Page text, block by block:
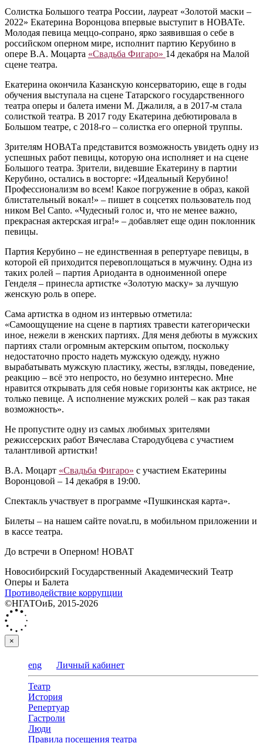
Солистка Большого театра России, лауреат «Золотой маски –
2022» Екатерина Воронцова впервые выступит в НОВАТе.
Молодая певица меццо-сопрано, ярко заявившая о себе в
российском оперном мире, исполнит партию Керубино в
опере В.А. Моцарта «Свадьба Фигаро» 14 декабря на Малой
сцене театра.
Екатерина окончила Казанскую консерваторию, еще в годы
обучения выступала на сцене Татарского государственного
театра оперы и балета имени М. Джалиля, а в 2017-м стала
солисткой театра. В 2017 году Екатерина дебютировала в
Большом театре, с 2018-го – солистка его оперной труппы.
Зрителям НОВАТа представится возможность увидеть одну из
успешных работ певицы, которую она исполняет и на сцене
Большого театра. Зрители, видевшие Екатерину в партии
Керубино, остались в восторге: «Идеальный Керубино!
Профессионализм во всем! Какое погружение в образ, какой
блистательный вокал!» – пишет в соцсетях пользователь под
ником Bel Canto. «Чудесный голос и, что не менее важно,
прекрасная актерская игра!» – добавляет еще один поклонник
певицы.
Партия Керубино – не единственная в репертуаре певицы, в
которой ей приходится перевоплощаться в мужчину. Одна из
таких ролей – партия Ариоданта в одноименной опере
Генделя – принесла артистке «Золотую маску» за лучшую
женскую роль в опере.
Сама артистка в одном из интервью отметила:
«Самоощущение на сцене в партиях травести категорически
иное, нежели в женских партиях. Для меня дебюты в мужских
партиях стали огромным актерским опытом, поскольку
недостаточно просто надеть мужскую одежду, нужно
вырабатывать мужскую пластику, жесты, взгляды, поведение,
реакцию – всё это непросто, но безумно интересно. Мне
нравится открывать для себя новые горизонты как актрисе, не
только певице. А исполнение мужских ролей – как раз такая
возможность».
Не пропустите одну из самых любимых зрителями
режиссерских работ Вячеслава Стародубцева с участием
талантливой артистки!
В.А. Моцарт «Свадьба Фигаро» с участием Екатерины
Воронцовой – 14 декабря в 19:00.
Спектакль участвует в программе «Пушкинская карта».
Билеты – на нашем сайте novat.ru, в мобильном приложении и
в кассе театра.
До встречи в Оперном! НОВАТ
Новосибирский Государственный Академический Театр
Оперы и Балета
Противодействие коррупции
©НГАТОиБ, 2015-2026
×
eng Личный кабинет
Театр
История
Репертуар
Гастроли
Люди
Правила посещения театра